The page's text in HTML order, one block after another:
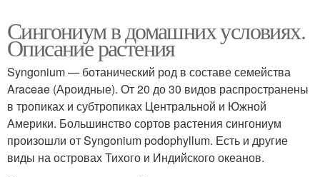
Сингониум в домашних условиях.
Описание растения
Syngonium — ботанический род в составе семейства
Araceae (Ароидные). От 20 до 30 видов распространены
в тропиках и субтропиках Центральной и Южной
Америки. Большинство сортов растения сингониум
произошли от Syngonium podophyllum. Есть и другие
виды на островах Тихого и Индийского океанов.